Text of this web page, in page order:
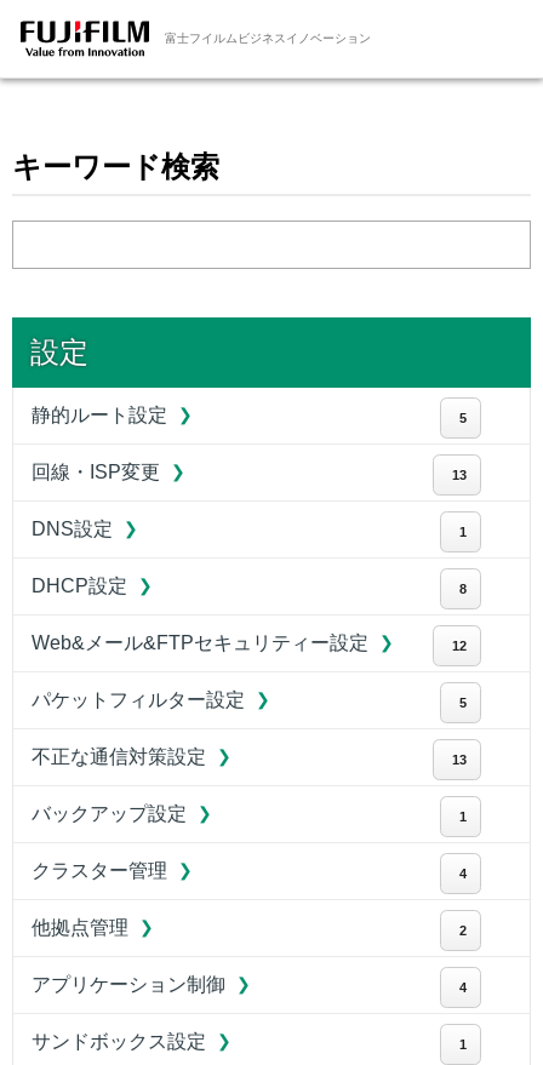
富士フイルムビジネスイノベーション
キーワード検索
設定
静的ルート設定 5
回線・ISP変更 13
DNS設定 1
DHCP設定 8
Web&メール&FTPセキュリティー設定 12
パケットフィルター設定 5
不正な通信対策設定 13
バックアップ設定 1
クラスター管理 4
他拠点管理 2
アプリケーション制御 4
サンドボックス設定 1